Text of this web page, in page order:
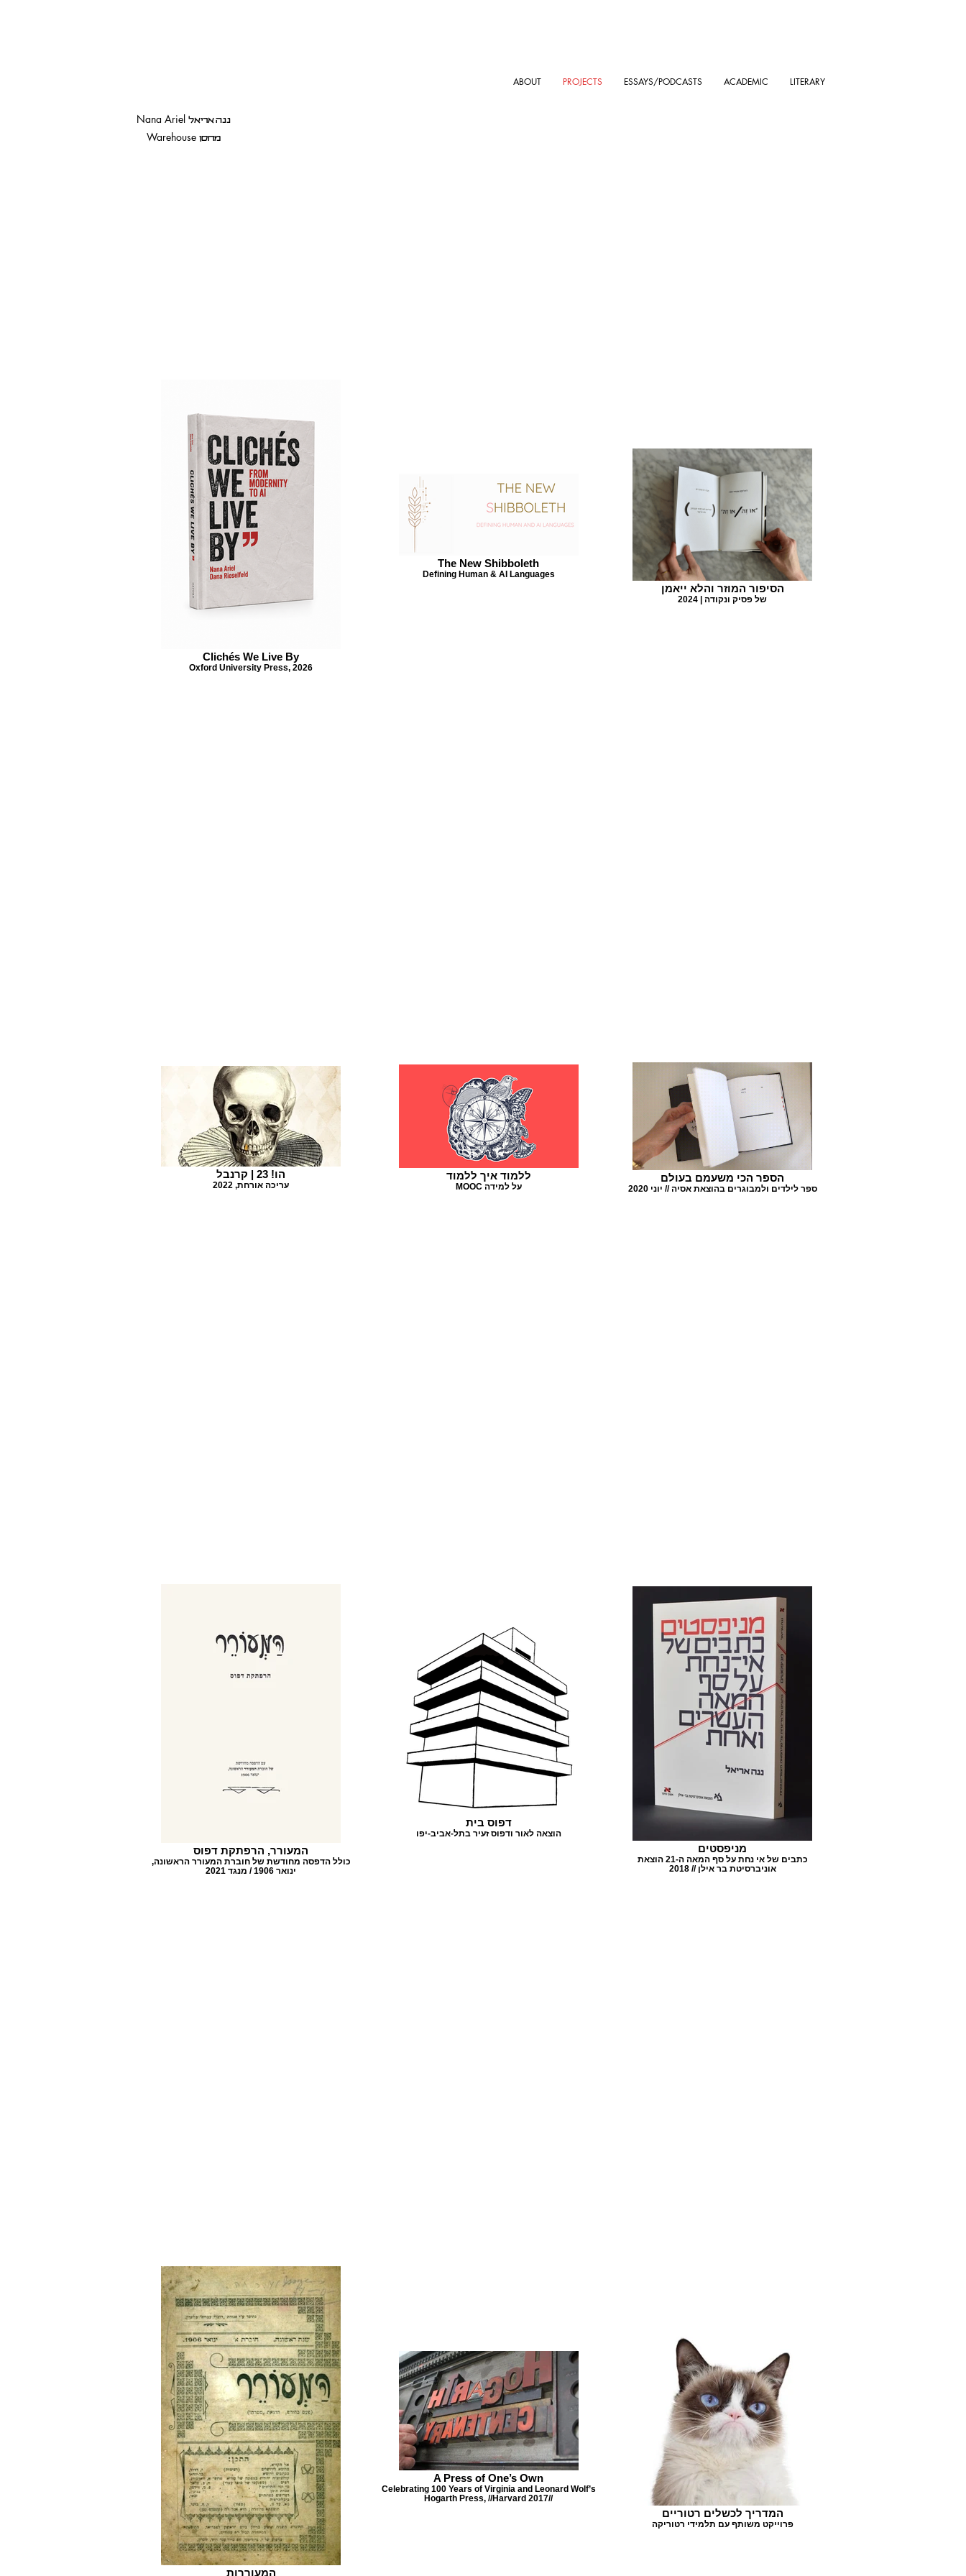
ABOUT PROJECTS ESSAYS/PODCASTS ACADEMIC LITERARY
Nana Ariel ננה אריאל
Warehouse מחסן
Clichés We Live By
Oxford University Press, 2026
The New Shibboleth
Defining Human & AI Languages
הסיפור המוזר והלא ייאמן
של פסיק ונקודה | 2024
הו! 23 | קרנבל
עריכה אורחת, 2022
ללמוד איך ללמוד
MOOC על למידה
הספר הכי משעמם בעולם
ספר לילדים ולמבוגרים בהוצאת אסיה // יוני 2020
המעורר, הרפתקת דפוס
כולל הדפסה מחודשת של חוברת המעורר הראשונה,
ינואר 1906 / מנגד 2021
דפוס בית
הוצאה לאור ודפוס זעיר בתל-אביב-יפו
מניפסטים
כתבים של אי נחת על סף המאה ה-21 הוצאת
אוניברסיטת בר אילן // 2018
המעוררות
A Press of One’s Own
Celebrating 100 Years of Virginia and Leonard Wolf’s
Hogarth Press, //Harvard 2017//
המדריך לכשלים רטוריים
פרוייקט משותף עם תלמידי רטוריקה